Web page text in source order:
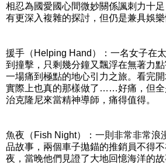
相忍為國愛國心間微妙關係諷刺力十
有更深入複雜的探討，但仍是兼具娛樂
援手（Helping Hand）：一名女子在
到撞擊，只剩幾分鐘又飄浮在無著力
一場痛到極點的地心引力之旅。看完開
實際上也真的那樣做了……好痛，但全
治克隆尼來當精神導師，痛得值得。
魚夜（Fish Night）：一則非常非常浪
品故事，兩個車子拋錨的推銷員不得
夜，當晚他們見證了大地回憶海洋的